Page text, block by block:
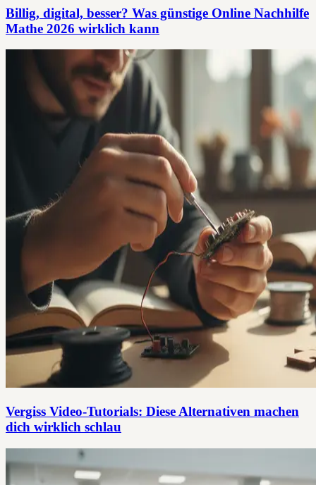
Billig, digital, besser? Was günstige Online Nachhilfe
Mathe 2026 wirklich kann
Vergiss Video-Tutorials: Diese Alternativen machen
dich wirklich schlau